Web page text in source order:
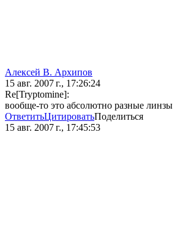
Алексей В. Архипов
15 авг. 2007 г., 17:26:24
Re[Tryptomine]:
вообще-то это абсолютно разные линзы
ОтветитьЦитироватьПоделиться
15 авг. 2007 г., 17:45:53